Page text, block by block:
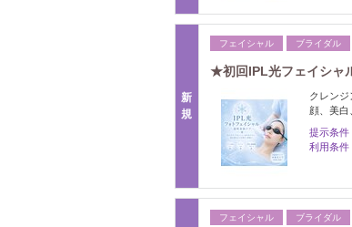
新
規
フェイシャル ブライダル
★初回IPL光フェイシャ
クレン
顔、美白
提示条件
利用条件
フェイシャル ブライダル